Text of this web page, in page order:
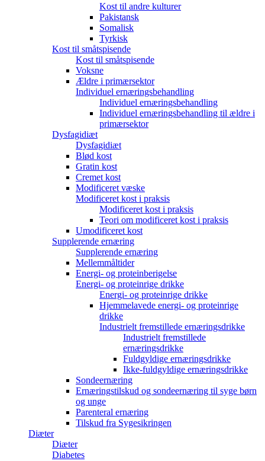
Kost til andre kulturer
Pakistansk
Somalisk
Tyrkisk
Kost til småtspisende
Kost til småtspisende
Voksne
Ældre i primærsektor
Individuel ernæringsbehandling
Individuel ernæringsbehandling
Individuel ernæringsbehandling til ældre i
primærsektor
Dysfagidiæt
Dysfagidiæt
Blød kost
Gratin kost
Cremet kost
Modificeret væske
Modificeret kost i praksis
Modificeret kost i praksis
Teori om modificeret kost i praksis
Umodificeret kost
Supplerende ernæring
Supplerende ernæring
Mellemmåltider
Energi- og proteinberigelse
Energi- og proteinrige drikke
Energi- og proteinrige drikke
Hjemmelavede energi- og proteinrige
drikke
Industrielt fremstillede ernæringsdrikke
Industrielt fremstillede
ernæringsdrikke
Fuldgyldige ernæringsdrikke
Ikke-fuldgyldige ernæringsdrikke
Sondeernæring
Ernæringstilskud og sondeernæring til syge børn
og unge
Parenteral ernæring
Tilskud fra Sygesikringen
Diæter
Diæter
Diabetes